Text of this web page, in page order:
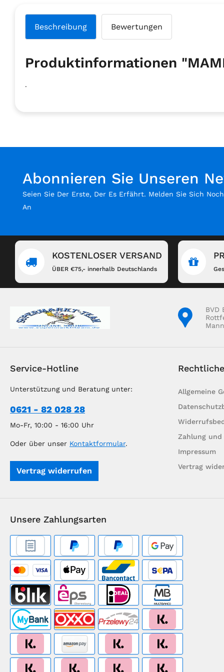
Beschreibung Bewertungen
Produktinformationen
.
Abonnieren Sie Unseren
Seien Sie Der Erste, Der Es Erfährt. Melden Sie Sich
An
KOSTENLOSER VERSAND
ÜBER €75,- innerhalb Deutschlands
BVD
Service-Hotline
Unterstützung und Beratung unter:
0621 - 82 028 28
Mo-Fr, 10:00 - 16:00 Uhr
Oder über unser Kontaktformular.
Vertrag widerrufen
Allgemeine
Zahlung und
Impressum
Vertrag
Unsere Zahlungsarten